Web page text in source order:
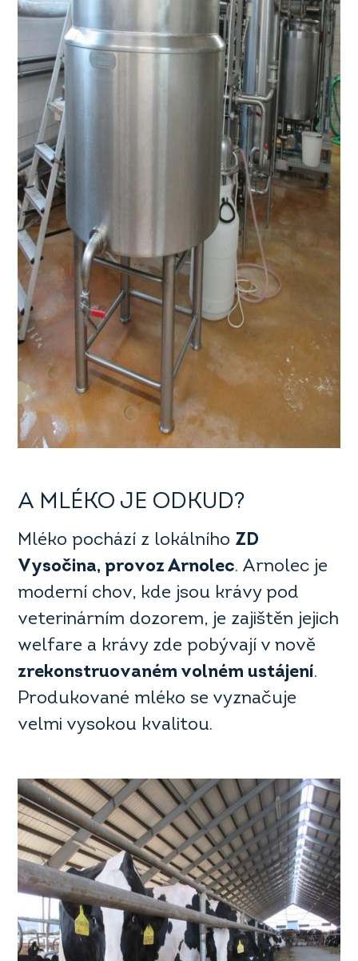
A MLÉKO JE ODKUD?
Mléko pochází z lokálního ZD
Vysočina, provoz Arnolec. Arnolec je
moderní chov, kde jsou krávy pod
veterinárním dozorem, je zajištěn jejich
welfare a krávy zde pobývají v nově
zrekonstruovaném volném ustájení.
Produkované mléko se vyznačuje
velmi vysokou kvalitou.